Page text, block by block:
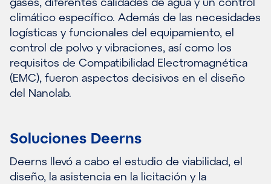
climático específico. Además de las necesidades
logísticas y funcionales del equipamiento, el
control de polvo y vibraciones, así como los
requisitos de Compatibilidad Electromagnética
(EMC), fueron aspectos decisivos en el diseño
del Nanolab.
Soluciones Deerns
Deerns llevó a cabo el estudio de viabilidad, el
diseño, la asistencia en la licitación y la